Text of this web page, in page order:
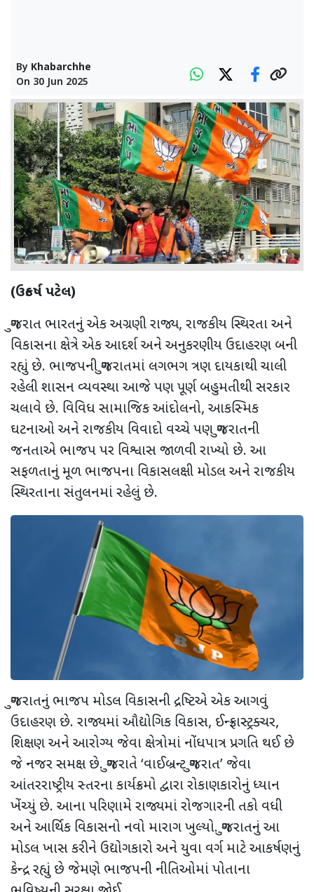
By Khabarchhe
On 30 Jun 2025
(ઉત્કર્ષ પટેલ)
ગુજરાત ભારતનું એક અગ્રણી રાજ્ય, રાજકીય સ્થિરતા અને
વિકાસના ક્ષેત્રે એક આદર્શ અને અનુકરણીય ઉદાહરણ બની
રહ્યું છે. ભાજપની ગુજરાતમાં લગભગ ત્રણ દાયકાથી ચાલી
રહેલી શાસન વ્યવસ્થા આજે પણ પૂર્ણ બહુમતીથી સરકાર
ચલાવે છે. વિવિધ સામાજિક આંદોલનો, આકસ્મિક
ઘટનાઓ અને રાજકીય વિવાદો વચ્ચે પણ ગુજરાતની
જનતાએ ભાજપ પર વિશ્વાસ જાળવી રાખ્યો છે. આ
સફળતાનું મૂળ ભાજપના વિકાસલક્ષી મોડલ અને રાજકીય
સ્થિરતાના સંતુલનમાં રહેલું છે.
ગુજરાતનું ભાજપ મોડલ વિકાસની દ્રષ્ટિએ એક આગવું
ઉદાહરણ છે. રાજ્યમાં ઔદ્યોગિક વિકાસ, ઈન્ફ્રાસ્ટ્રક્ચર,
શિક્ષણ અને આરોગ્ય જેવા ક્ષેત્રોમાં નોંધપાત્ર પ્રગતિ થઈ છે
જે નજર સમક્ષ છે. ગુજરાતે ‘વાઈબ્રન્ટ ગુજરાત’ જેવા
આંતરરાષ્ટ્રીય સ્તરના કાર્યક્રમો દ્વારા રોકાણકારોનું ધ્યાન
ખેંચ્યું છે. આના પરિણામે રાજ્યમાં રોજગારની તકો વધી
અને આર્થિક વિકાસનો નવો મારાગ ખુલ્યો. ગુજરાતનું આ
મોડલ ખાસ કરીને ઉદ્યોગકારો અને યુવા વર્ગ માટે આકર્ષણનું
કેન્દ્ર રહ્યું છે જેમણે ભાજપની નીતિઓમાં પોતાના